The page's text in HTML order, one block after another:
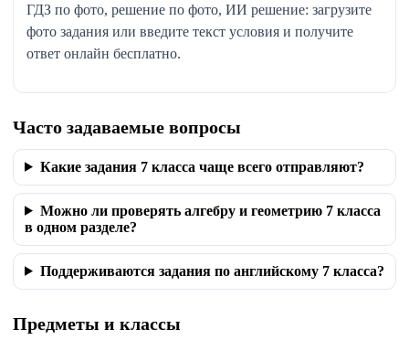
ГДЗ по фото, решение по фото, ИИ решение: загрузите
фото задания или введите текст условия и получите
ответ онлайн бесплатно.
Часто задаваемые вопросы
Какие задания 7 класса чаще всего отправляют?
Можно ли проверять алгебру и геометрию 7 класса
в одном разделе?
Поддерживаются задания по английскому 7 класса?
Предметы и классы